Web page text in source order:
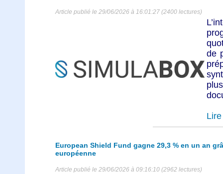
Article publié le 29/06/2026 à 16:01:27 (2400 lectures)
de
European Shield Fund gagne 29,3 % en un an
européenne
Article publié le 29/06/2026 à 09:16:10 (2962 lectures)